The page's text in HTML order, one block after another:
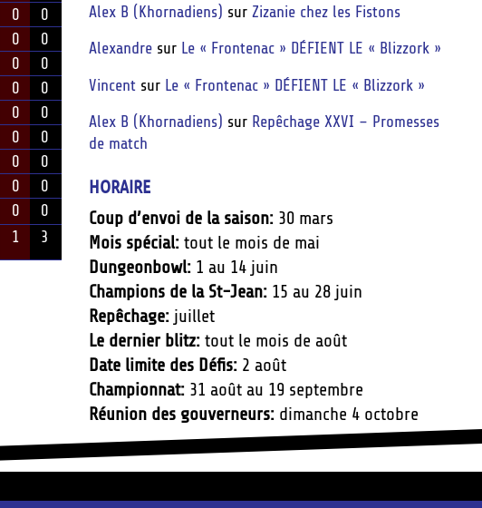
0 0
0 0
0 0
0 0
0 0
0 0
0 0
0 0
0
0
1 3
Alex B (Khornadiens) surZizanie chez les Fistons
Alexandre sur Le « Frontenac » DÉFIENT LE « Blizzork »
Vincent sur Le « Frontenac » DÉFIENT LE « Blizzork »
Alex B (Khornadiens) sur Repêchage XXVI – Promesses
de match
HORAIRE
Coup d’envoi de la saison: 30 mars
Mois spécial: tout le mois de mai
Dungeonbowl: 1 au 14 juin
Champions de la St-Jean: 15 au 28 juin
Repêchage: juillet
Le dernier blitz: tout le mois de août
Date limite des Défis: 2 août
Championnat: 31 août au 19 septembre
Réunion des gouverneurs: dimanche 4 octobre